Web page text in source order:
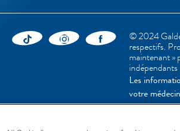
© 2024
respectifs.
maintenant »
indépendants
Les
votre